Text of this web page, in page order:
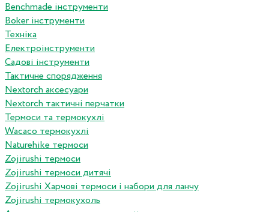
Benchmade інструменти
Boker інструменти
Техніка
Електроінструменти
Садові інструменти
Тактичне спорядження
Nextorch аксесуари
Nextorch тактичні перчатки
Термоси та термокухлі
Wacaco термокухлі
Naturehike термоси
Zojirushi термоси
Zojirushi термоси дитячі
Zojirushi Харчові термоси і набори для ланчу
Zojirushi термокухоль